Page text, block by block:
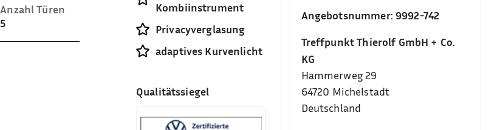
Anzahl Türen
5
Kombiinstrument
Privacyverglasung
adaptives Kurvenlicht
Qualitätssiegel
Angebotsnummer: 9992-742
Treffpunkt Thierolf GmbH + Co.
KG
Hammerweg 29
64720 Michelstadt
Deutschland